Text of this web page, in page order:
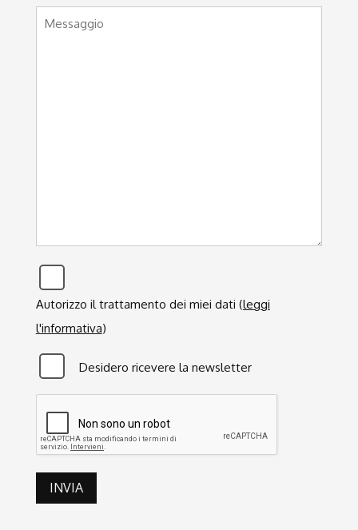
Autorizzo il trattamento dei miei dati (leggi
l'informativa)
NewsletterDesidero ricevere la newsletter
INVIA